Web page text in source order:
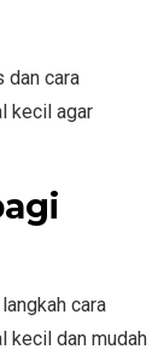
dan cara
kecil agar
cara
kecil dan mudah